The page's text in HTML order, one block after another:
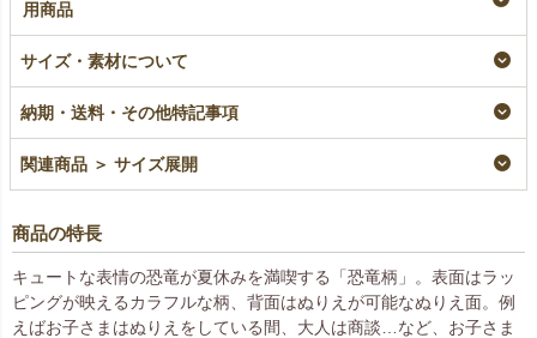
用商品
きバッグ（A4）ぬり
えツリー柄｜不織布ラ
ッピング袋｜20枚入
¥2,684 税込
サイズ・素材について
納期・送料・その他特記事項
関連商品 ＞ サイズ展開
商品の特長
キュートな表情の恐竜が夏休みを満喫する「恐竜柄」。表面はラッ
ピングが映えるカラフルな柄、背面はぬりえが可能なぬりえ面。例
えばお子さまはぬりえをしている間、大人は商談…など、お子さま